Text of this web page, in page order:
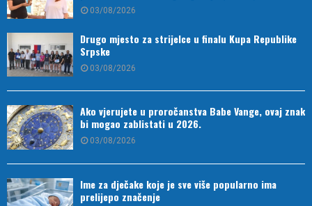
03/08/2026
Drugo mjesto za strijelce u finalu Kupa Republike
Srpske
03/08/2026
Ako vjerujete u proročanstva Babe Vange, ovaj znak
bi mogao zablistati u 2026.
03/08/2026
Ime za dječake koje je sve više popularno ima
prelijepo značenje